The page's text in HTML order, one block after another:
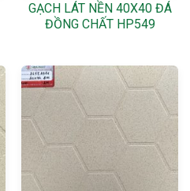
GẠCH LÁT NỀN 40X40 ĐÁ
ĐỒNG CHẤT HP549